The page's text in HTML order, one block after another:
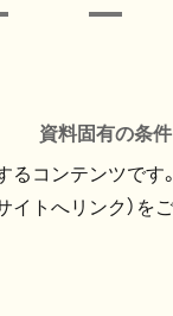
資料固有の条件
るコンテンツです。
イトへリンク）を